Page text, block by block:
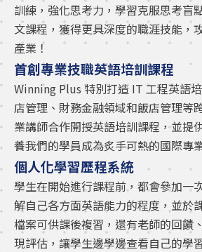
訓練，強化思考力，學習克服思考盲
文課程，獲得更具深度的職涯技能，
產業！
首創專業技職英語培訓課程
Winning Plus 特別打造 IT 工程英語
店管理、財務金融領域和飯店管理等
業講師合作開授英語培訓課程，並提
養我們的學員成為炙手可熱的國際專
個人化學習歷程系統
學生在開始進行課程前，都會參加一
解自己各方面英語能力的程度，並於
檔案可供課後複習，還有老師的回饋
現評估，讓學生邊學邊查看自己的學